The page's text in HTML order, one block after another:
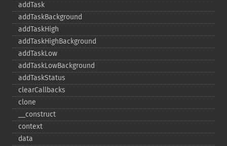
addTask
addTaskBackground
addTaskHigh
addTaskHighBackground
addTaskLow
addTaskLowBackground
addTaskStatus
clearCallbacks
clone
_​_​construct
context
data